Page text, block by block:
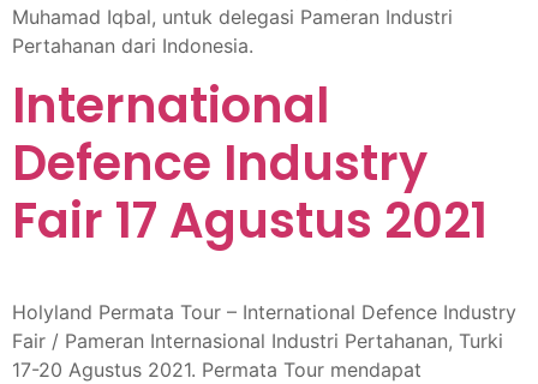
Muhamad Iqbal, untuk delegasi Pameran Industri
Pertahanan dari Indonesia.
International
Defence Industry
Fair 17 Agustus 2021
Holyland Permata Tour – International Defence Industry
Fair / Pameran Internasional Industri Pertahanan, Turki
17-20 Agustus 2021. Permata Tour mendapat